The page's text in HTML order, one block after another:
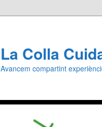
La Colla
Avancem compartint